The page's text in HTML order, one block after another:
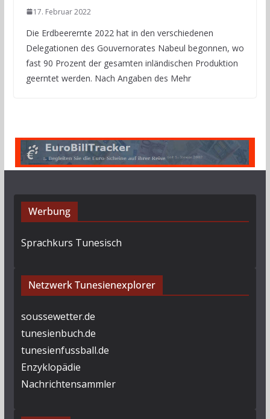
17. Februar 2022
Die Erdbeerernte 2022 hat in den verschiedenen
Delegationen des Gouvernorates Nabeul begonnen, wo
fast 90 Prozent der gesamten inländischen Produktion
geerntet werden. Nach Angaben des Mehr
Werbung
Sprachkurs Tunesisch
Netzwerk Tunesienexplorer
soussewetter.de
tunesienbuch.de
tunesienfussball.de
Enzyklopädie
Nachrichtensammler